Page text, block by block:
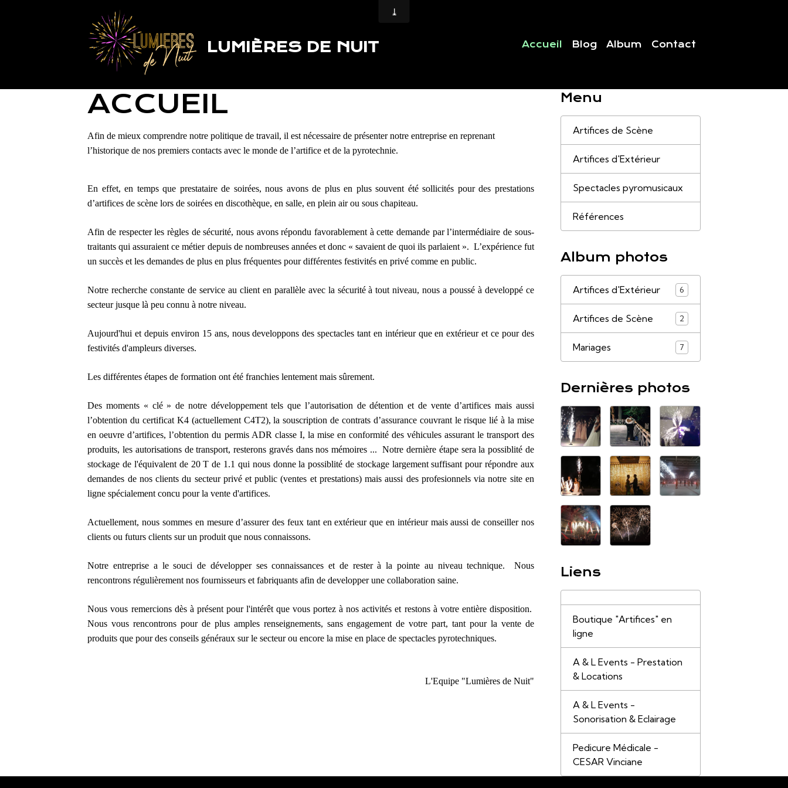
LUMIÈRES DE NUIT Accueil Blog Album Contact
ACCUEIL
Afin de mieux comprendre notre politique de travail, il est nécessaire de présenter notre entreprise en reprenant
l’historique de nos premiers contacts avec le monde de l’artifice et de la pyrotechnie.
En effet, en temps que prestataire de soirées, nous avons de plus en plus souvent été sollicités pour des prestations
d’artifices de scène lors de soirées en discothèque, en salle, en plein air ou sous chapiteau.
Afin de respecter les règles de sécurité, nous avons répondu favorablement à cette demande par l’intermédiaire de sous-
traitants qui assuraient ce métier depuis de nombreuses années et donc « savaient de quoi ils parlaient ». L’expérience fut
un succès et les demandes de plus en plus fréquentes pour différentes festivités en privé comme en public.
Notre recherche constante de service au client en parallèle avec la sécurité à tout niveau, nous a poussé à developpé ce
secteur jusque là peu connu à notre niveau.
Aujourd'hui et depuis environ 15 ans, nous developpons des spectacles tant en intérieur que en extérieur et ce pour des
festivités d'ampleurs diverses.
Lesdifférentes étapes de formation ont été franchies lentement mais sûrement.
Des moments « clé » de notre développement tels que l’autorisation de détention et de vente d’artifices mais aussi
l’obtention du certificat K4 (actuellement C4T2), la souscription de contrats d’assurance couvrant le risque lié à la mise
en oeuvre d’artifices, l’obtention du permis ADR classe I, la mise en conformité des véhicules assurant le transport des
produits, les autorisations de transport, resterons gravés dans nos mémoires ... Notre dernière étape sera la possiblité de
stockage de l'équivalent de 20 T de 1.1 qui nous donne la possiblité de stockage largement suffisant pour répondre aux
demandes de nos clients du secteur privé et public (ventes et prestations) mais aussi des profesionnels via notre site en
ligne spécialement concu pour la vente d'artifices.
Actuellement, nous sommes en mesure d’assurer des feux tant en extérieur que en intérieur mais aussi de conseiller nos
clients ou futurs clients sur un produit que nous connaissons.
Notre entreprise a le souci de développer ses connaissances et de rester à la pointe au niveau technique. Nous
rencontrons régulièrement nos fournisseurs et fabriquants afin de developper une collaboration saine.
Nous vous remercions dès à présent pour l'intérêt que vous portez à nos activités et restons à votre entière disposition.
Nous vous rencontrons pour de plus amples renseignements, sans engagement de votre part, tant pour la vente de
produits que pour des conseils généraux sur le secteur ou encore la mise en place de spectacles pyrotechniques.
L'Equipe "Lumières de Nuit"
Menu
Artifices de Scène
Artifices d'Extérieur
Spectacles pyromusicaux
Références
Album photos
Artifices d'Extérieur 6
Artifices de Scène 2
Mariages 7
Dernières photos
Liens
Boutique "Artifices" en
ligne
A & L Events - Prestation
& Locations
A & L Events -
Sonorisation & Eclairage
Pedicure Médicale -
CESAR Vinciane